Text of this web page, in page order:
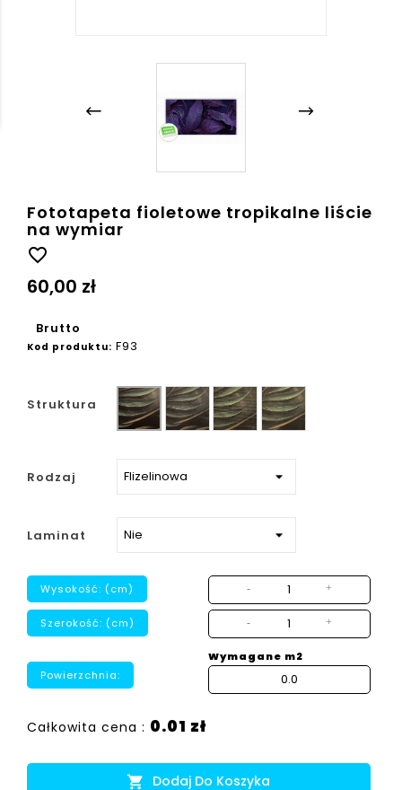
Fototapeta fioletowe tropikalne liście
na wymiar
favorite_border
60,00 zł
Brutto
Kod produktu: F93
Struktura
Gładka Ziarno Płótno Beton
strukturalny
Rodzaj
Laminat
Wysokość: (cm) - +
Szerokość: (cm) - +
Powierzchnia:
Wymagane m2
Całkowita cena : 0.01 zł
 Dodaj Do Koszyka